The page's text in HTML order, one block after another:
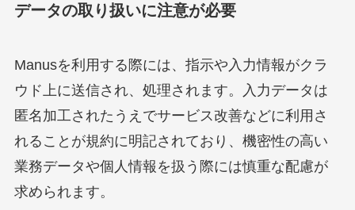
データの取り扱いに注意が必要
Manusを利用する際には、指示や入力情報がクラ
ウド上に送信され、処理されます。入力データは
匿名加工されたうえでサービス改善などに利用さ
れることが規約に明記されており、機密性の高い
業務データや個人情報を扱う際には慎重な配慮が
求められます。